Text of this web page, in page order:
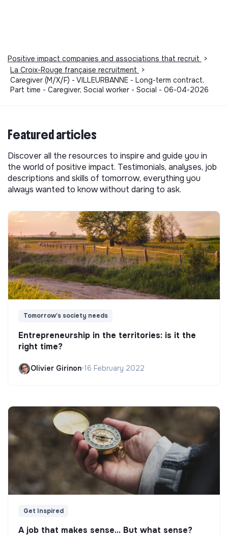
Positive impact companies and associations that recruit
>
La Croix-Rouge française recruitment
>
Caregiver (M/X/F) - VILLEURBANNE - Long-term contract,
Part time - Caregiver, Social worker - Social - 06-04-2026
Featured articles
Discover all the resources to inspire and guide you in
the world of positive impact. Testimonials, analyses, job
descriptions and skills of tomorrow, everything you
always wanted to know without daring to ask.
Tomorrow's society needs
Entrepreneurship in the territories: is it the
right time?
Olivier Girinon•16 February 2022
Get Inspired
A job that makes sense... But what sense?